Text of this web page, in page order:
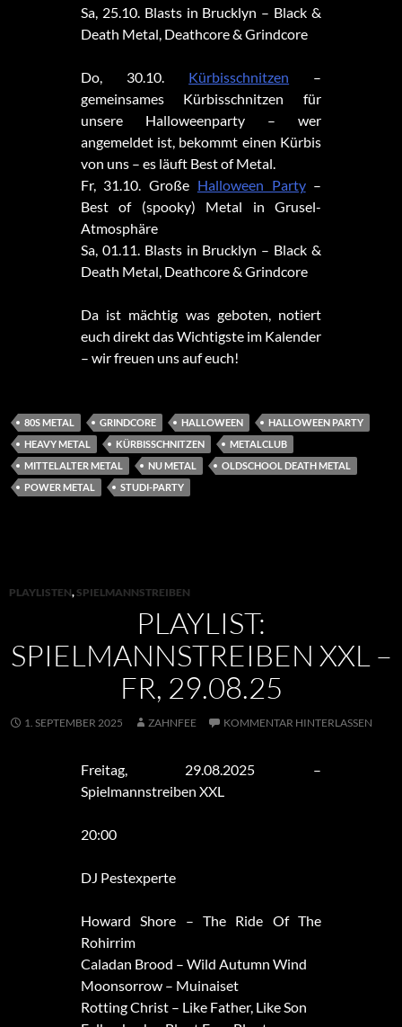
Sa, 25.10. Blasts in Brucklyn – Black &
Death Metal, Deathcore & Grindcore
Do, 30.10. Kürbisschnitzen –
gemeinsames Kürbisschnitzen für
unsere Halloweenparty – wer
angemeldet ist, bekommt einen Kürbis
von uns – es läuft Best of Metal.
Fr, 31.10. Große Halloween Party–
Best of (spooky) Metal in Grusel-
Atmosphäre
Sa, 01.11. Blasts in Brucklyn – Black &
Death Metal, Deathcore & Grindcore
Da ist mächtig was geboten, notiert
euch direkt das Wichtigste im Kalender
– wir freuen uns auf euch!
80S METAL GRINDCORE HALLOWEEN
HALLOWEEN PARTY
HEAVY METAL
KÜRBISSCHNITZEN
METALCLUB
MITTELALTER METAL
NU METAL
OLDSCHOOL DEATH METAL
POWER METAL
STUDI-PARTY
PLAYLISTEN, SPIELMANNSTREIBEN
PLAYLIST:
SPIELMANNSTREIBEN XXL –
FR, 29.08.25
1. SEPTEMBER 2025 ZAHNFEE KOMMENTAR HINTERLASSEN
Freitag, 29.08.2025 –
Spielmannstreiben XXL
20:00
DJ Pestexperte
Howard Shore – The Ride Of The
Rohirrim
Caladan Brood – Wild Autumn Wind
Moonsorrow – Muinaiset
Rotting Christ – Like Father, Like Son